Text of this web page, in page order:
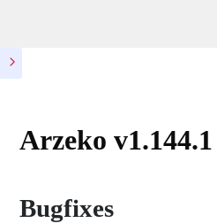
Arzeko v1.144.1
Bugfixes